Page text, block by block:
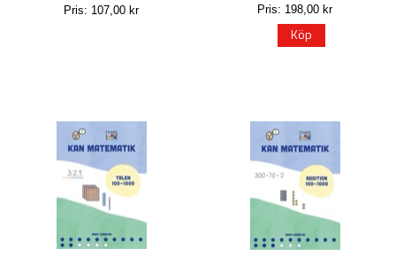
Pris: 107,00 kr
Pris: 198,00 kr
Köp